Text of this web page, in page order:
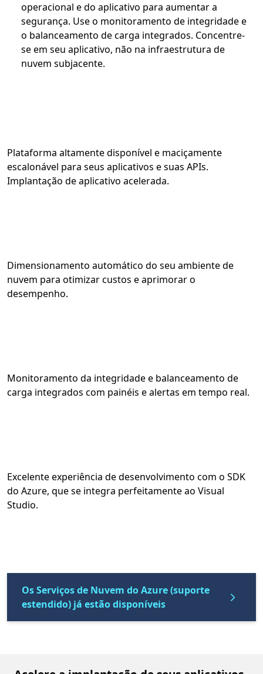
operacional e do aplicativo para aumentar a
segurança. Use o monitoramento de integridade e
o balanceamento de carga integrados. Concentre-
se em seu aplicativo, não na infraestrutura de
nuvem subjacente.
Plataforma altamente disponível e maciçamente
escalonável para seus aplicativos e suas APIs.
Implantação de aplicativo acelerada.
Dimensionamento automático do seu ambiente de
nuvem para otimizar custos e aprimorar o
desempenho.
Monitoramento da integridade e balanceamento de
carga integrados com painéis e alertas em tempo real.
Excelente experiência de desenvolvimento com o SDK
do Azure, que se integra perfeitamente ao Visual
Studio.
Os Serviços de Nuvem do Azure (suporte
estendido) já estão disponíveis